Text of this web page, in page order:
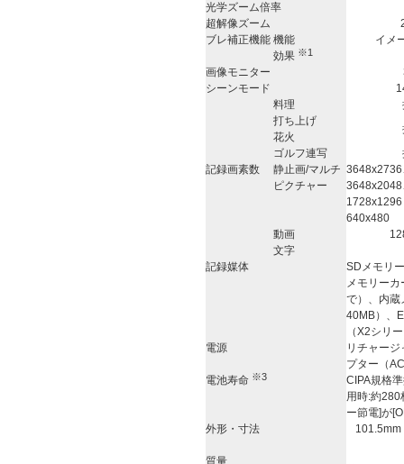
光学ズーム倍率
超解像ズーム
ブレ補正機能 機能
イメ
効果 ※1
画像モニター
シーンモード
料理
打ち上げ
花火
ゴルフ連写
記録画素数
静止画/マルチ
ピクチャー
640x480
動画
文字
記録媒体
SDメモリ
メモリー
で）、内蔵
40MB）、
（X2シリ
電源
リチャー
プター（
電池寿命 ※3
CIPA規格
用時:約280
ー節電]が
外形・寸法
質量